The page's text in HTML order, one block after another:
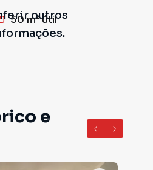
outros
50 m²útil
e